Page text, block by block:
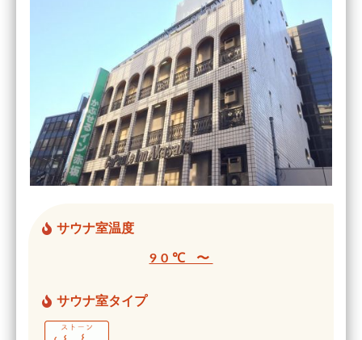
サウナ室温度
90℃ 〜
サウナ室タイプ